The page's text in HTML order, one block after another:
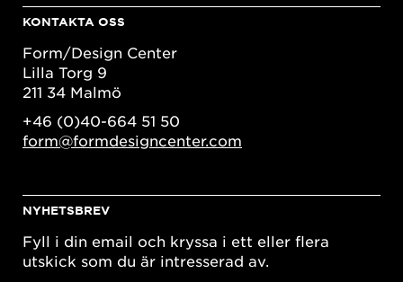
KONTAKTA OSS
Form/Design Center
Lilla Torg 9
211 34 Malmö
+46 (0)40-664 51 50
form@formdesigncenter.com
NYHETSBREV
Fyll i din email och kryssa i ett eller flera
utskick som du är intresserad av.